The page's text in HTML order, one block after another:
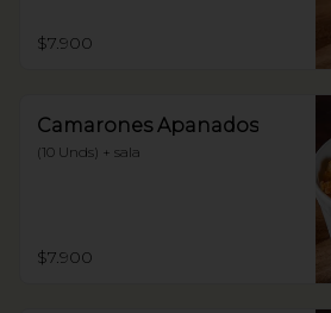
$7.900
Camarones Apanados
(10 Unds) + sala
$7.900